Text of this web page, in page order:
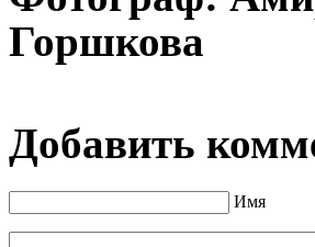
Горшкова
Добавить
Имя